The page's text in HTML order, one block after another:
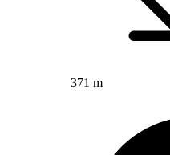
371 m